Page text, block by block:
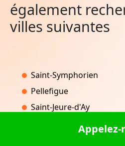
également
villes suivantes
Saint-Symphorien
Pellefigue
Saint-Jeure-d'Ay
Bar-sur-SeineAppelez-